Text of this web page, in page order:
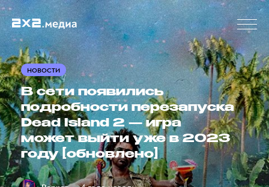
НОВОСТИ
В сети появились
подробности перезапуска
Dead Island 2 — игра
может выйти уже в 2023
году [обновлено]